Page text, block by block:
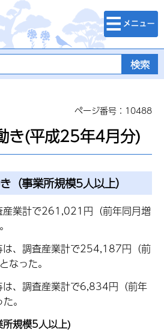
県
検索・メニュ
ー
ページ番号：10488
き(平成25年4月分)
（事業所規模5人以上）
産業計で261,021円（前年同月増
は、調査産業計で254,187円（前
なった。
は、調査産業計で6,834円（前年
。
規模5人以上)